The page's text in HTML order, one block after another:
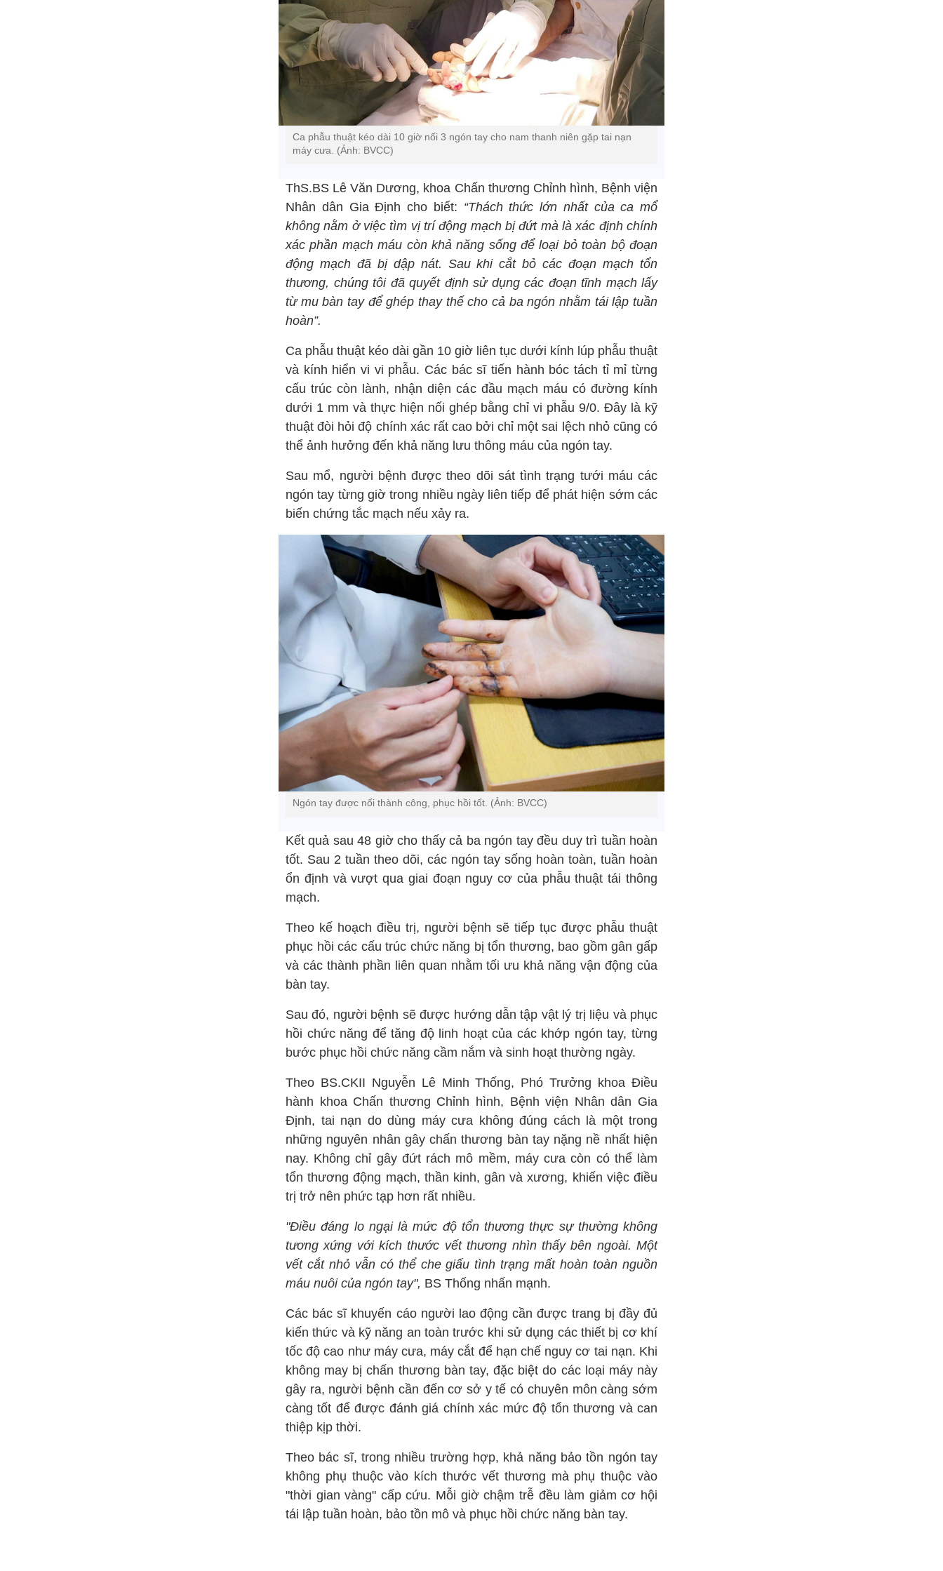
Ca phẫu thuật kéo dài 10 giờ nối 3 ngón tay cho nam thanh niên gặp tai nạn
máy cưa. (Ảnh: BVCC)
ThS.BS Lê Văn Dương, khoa Chấn thương Chỉnh hình, Bệnh viện
Nhân dân Gia Định cho biết: “Thách thức lớn nhất của ca mổ
không nằm ở việc tìm vị trí động mạch bị đứt mà là xác định chính
xác phần mạch máu còn khả năng sống để loại bỏ toàn bộ đoạn
động mạch đã bị dập nát. Sau khi cắt bỏ các đoạn mạch tổn
thương, chúng tôi đã quyết định sử dụng các đoạn tĩnh mạch lấy
từ mu bàn tay để ghép thay thế cho cả ba ngón nhằm tái lập tuần
hoàn”.
Ca phẫu thuật kéo dài gần 10 giờ liên tục dưới kính lúp phẫu thuật
và kính hiển vi vi phẫu. Các bác sĩ tiến hành bóc tách tỉ mỉ từng
cấu trúc còn lành, nhận diện các đầu mạch máu có đường kính
dưới 1 mm và thực hiện nối ghép bằng chỉ vi phẫu 9/0. Đây là kỹ
thuật đòi hỏi độ chính xác rất cao bởi chỉ một sai lệch nhỏ cũng có
thể ảnh hưởng đến khả năng lưu thông máu của ngón tay.
Sau mổ, người bệnh được theo dõi sát tình trạng tưới máu các
ngón tay từng giờ trong nhiều ngày liên tiếp để phát hiện sớm các
biến chứng tắc mạch nếu xảy ra.
Ngón tay được nối thành công, phục hồi tốt. (Ảnh: BVCC)
Kết quả sau 48 giờ cho thấy cả ba ngón tay đều duy trì tuần hoàn
tốt. Sau 2 tuần theo dõi, các ngón tay sống hoàn toàn, tuần hoàn
ổn định và vượt qua giai đoạn nguy cơ của phẫu thuật tái thông
mạch.
Theo kế hoạch điều trị, người bệnh sẽ tiếp tục được phẫu thuật
phục hồi các cấu trúc chức năng bị tổn thương, bao gồm gân gấp
và các thành phần liên quan nhằm tối ưu khả năng vận động của
bàn tay.
Sau đó, người bệnh sẽ được hướng dẫn tập vật lý trị liệu và phục
hồi chức năng để tăng độ linh hoạt của các khớp ngón tay, từng
bước phục hồi chức năng cầm nắm và sinh hoạt thường ngày.
Theo BS.CKII Nguyễn Lê Minh Thống, Phó Trưởng khoa Điều
hành khoa Chấn thương Chỉnh hình, Bệnh viện Nhân dân Gia
Định, tai nạn do dùng máy cưa không đúng cách là một trong
những nguyên nhân gây chấn thương bàn tay nặng nề nhất hiện
nay. Không chỉ gây đứt rách mô mềm, máy cưa còn có thể làm
tổn thương động mạch, thần kinh, gân và xương, khiến việc điều
trị trở nên phức tạp hơn rất nhiều.
"Điều đáng lo ngại là mức độ tổn thương thực sự thường không
tương xứng với kích thước vết thương nhìn thấy bên ngoài. Một
vết cắt nhỏ vẫn có thể che giấu tình trạng mất hoàn toàn nguồn
máu nuôi của ngón tay", BS Thống nhấn mạnh.
Các bác sĩ khuyến cáo người lao động cần được trang bị đầy đủ
kiến thức và kỹ năng an toàn trước khi sử dụng các thiết bị cơ khí
tốc độ cao như máy cưa, máy cắt để hạn chế nguy cơ tai nạn. Khi
không may bị chấn thương bàn tay, đặc biệt do các loại máy này
gây ra, người bệnh cần đến cơ sở y tế có chuyên môn càng sớm
càng tốt để được đánh giá chính xác mức độ tổn thương và can
thiệp kịp thời.
Theo bác sĩ, trong nhiều trường hợp, khả năng bảo tồn ngón tay
không phụ thuộc vào kích thước vết thương mà phụ thuộc vào
"thời gian vàng" cấp cứu. Mỗi giờ chậm trễ đều làm giảm cơ hội
tái lập tuần hoàn, bảo tồn mô và phục hồi chức năng bàn tay.